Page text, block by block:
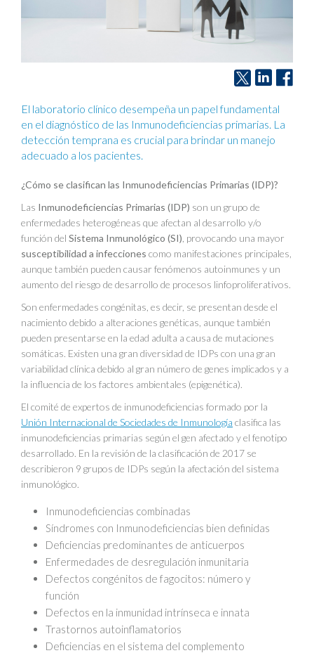
El laboratorio clínico desempeña un papel fundamental
en el diagnóstico de las Inmunodeficiencias primarias. La
detección temprana es crucial para brindar un manejo
adecuado a los pacientes.
¿Cómo se clasifican las Inmunodeficiencias Primarias (IDP)?
Las Inmunodeficiencias Primarias (IDP) son un grupo de
enfermedades heterogéneas que afectan al desarrollo y/o
función del Sistema Inmunológico (SI) , provocando una mayor
susceptibilidad a infecciones como manifestaciones principales,
aunque también pueden causar fenómenos autoinmunes y un
aumento del riesgo de desarrollo de procesos linfoproliferativos.
Son enfermedades congénitas, es decir, se presentan desde el
nacimiento debido a alteraciones genéticas, aunque también
pueden presentarse en la edad adulta a causa de mutaciones
somáticas. Existen una gran diversidad de IDPs con una gran
variabilidad clínica debido al gran número de genes implicados y a
la influencia de los factores ambientales (epigenética).
El comité de expertos de inmunodeficiencias formado por la
Unión Internacional de Sociedades de Inmunología clasifica las
inmunodeficiencias primarias según el gen afectado y el fenotipo
desarrollado. En la revisión de la clasificación de 2017 se
describieron 9 grupos de IDPs según la afectación del sistema
inmunológico.
Inmunodeficiencias combinadas
Síndromes con Inmunodeficiencias bien definidas
Deficiencias predominantes de anticuerpos
Enfermedades de desregulación inmunitaria
Defectos congénitos de fagocitos: número y
función
Defectos en la inmunidad intrínseca e innata
Trastornos autoinflamatorios
Deficiencias en el sistema del complemento